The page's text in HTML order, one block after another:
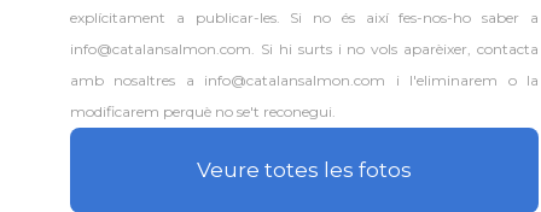
explícitament a publicar-les. Si no és així fes-nos-ho saber a
info@catalansalmon.com. Si hi surts i no vols aparèixer, contacta
amb nosaltres a info@catalansalmon.com i l'eliminarem o la
modificarem perquè no se't reconegui.
Veure totes les fotos